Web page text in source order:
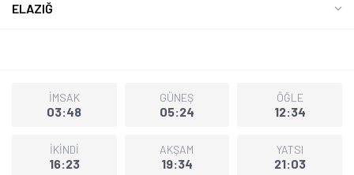
21 ARALIK
ELAZIĞ
İMSAK
03:48
GÜNEŞ
05:24
ÖĞLE
12:34
İKİNDİ
16:23
AKŞAM
19:34
YATSI
21:03